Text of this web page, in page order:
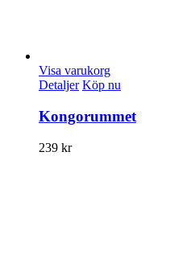
Visa varukorg
Detaljer Köp nu
Kongorummet
239 kr